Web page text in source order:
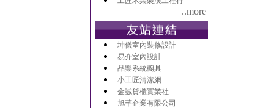
..more
坤儀室內裝修設計
易介室內設計
品樂系統櫥具
小工匠清潔網
金誠貨櫃實業社
旭芊企業有限公司